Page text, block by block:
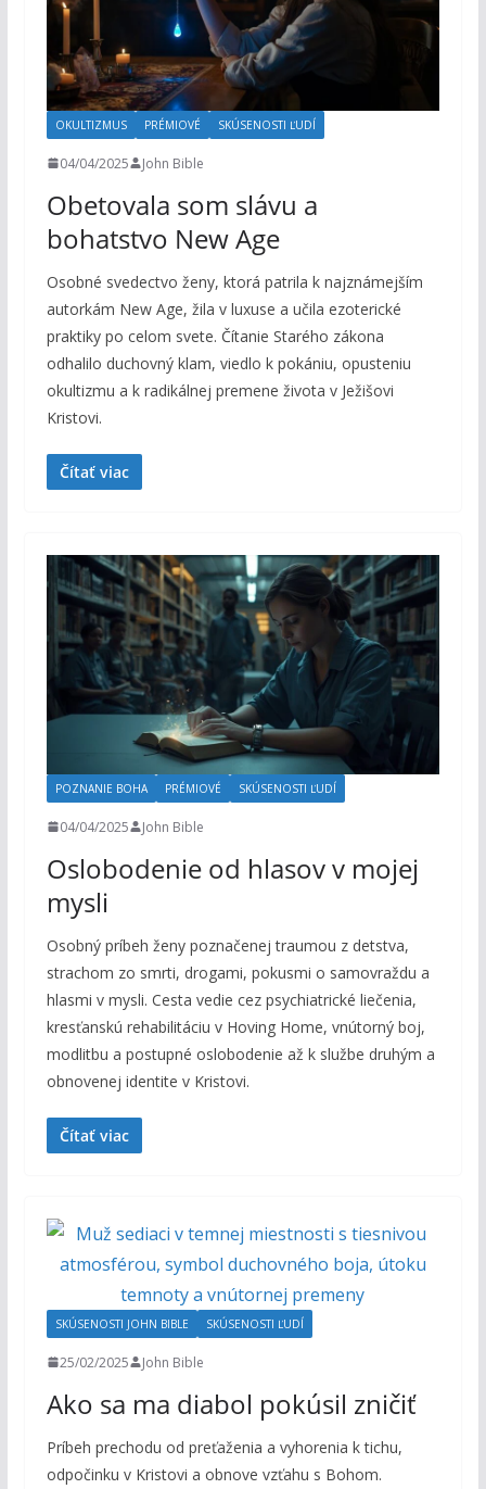
OKULTIZMUS PRÉMIOVÉ SKÚSENOSTI ĽUDÍ
04/04/2025 John Bible
Obetovala som slávu a
bohatstvo New Age
Osobné svedectvo ženy, ktorá patrila k najznámejším
autorkám New Age, žila v luxuse a učila ezoterické
praktiky po celom svete. Čítanie Starého zákona
odhalilo duchovný klam, viedlo k pokániu, opusteniu
okultizmu a k radikálnej premene života v Ježišovi
Kristovi.
Čítať viac
POZNANIE BOHA PRÉMIOVÉ SKÚSENOSTI ĽUDÍ
04/04/2025 John Bible
Oslobodenie od hlasov v mojej
mysli
Osobný príbeh ženy poznačenej traumou z detstva,
strachom zo smrti, drogami, pokusmi o samovraždu a
hlasmi v mysli. Cesta vedie cez psychiatrické liečenia,
kresťanskú rehabilitáciu v Hoving Home, vnútorný boj,
modlitbu a postupné oslobodenie až k službe druhým a
obnovenej identite v Kristovi.
Čítať viac
SKÚSENOSTI JOHN BIBLE SKÚSENOSTI ĽUDÍ
25/02/2025 John Bible
Ako sa ma diabol pokúsil zničiť
Príbeh prechodu od preťaženia a vyhorenia k tichu,
odpočinku v Kristovi a obnove vzťahu s Bohom.